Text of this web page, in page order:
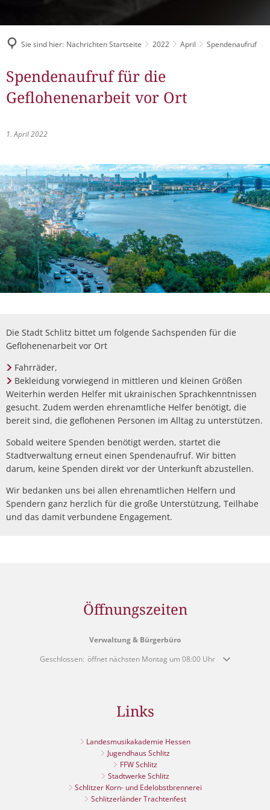
Konzertsaal LMAH
Schlitzer Geschichten
Sie sind hier: Nachrichten Startseite 2022 April Spendenaufruf
Spendenaufruf für die
Geflohenenarbeit vor Ort
1. April 2022
Die Stadt Schlitz bittet um folgende Sachspenden für die
Geflohenenarbeit vor Ort
Fahrräder,
Bekleidung vorwiegend in mittleren und kleinen Größen
Weiterhin werden Helfer mit ukrainischen Sprachkenntnissen
gesucht. Zudem werden ehrenamtliche Helfer benötigt, die
bereit sind, die geflohenen Personen im Alltag zu unterstützen.
Sobald weitere Spenden benötigt werden, startet die
Stadtverwaltung erneut einen Spendenaufruf. Wir bitten
darum, keine Spenden direkt vor der Unterkunft abzustellen.
Wir bedanken uns bei allen ehrenamtlichen Helfern und
Spendern ganz herzlich für die große Unterstützung, Teilhabe
und das damit verbundene Engagement.
Öffnungszeiten
Verwaltung & Bürgerbüro
Klicken, um weitere Öffnungs- oder Schließzeiten auszublenden
Geschlossen: öffnet nächsten Montag um 08:00 Uhr
Links
Landesmusikakademie Hessen
Jugendhaus Schlitz
FFW Schlitz
Stadtwerke Schlitz
Schlitzer Korn- und Edelobstbrennerei
Schlitzerländer Trachtenfest